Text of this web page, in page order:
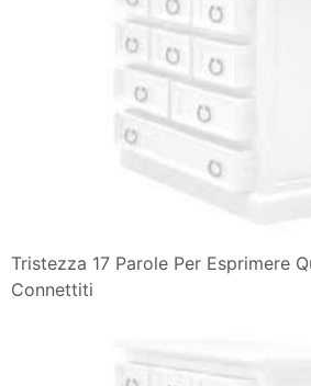
Tristezza 17 Parole Per Esprimere
Connettiti